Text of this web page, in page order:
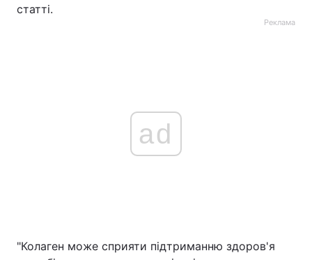
статті.
Реклама
ad
"Колаген може сприяти підтриманню здоров'я